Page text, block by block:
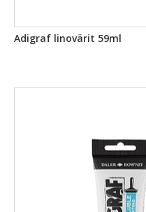
Adigraf linovärit 59ml